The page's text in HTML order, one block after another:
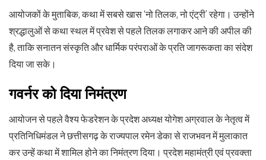
आयोजकों के मुताबिक, कथा में सबसे खास ‘नो तिलक, नो एंट्री’ रहेगा। उन्होंने
श्रद्धालुओं से कथा स्थल में प्रवेश से पहले तिलक लगाकर आने की अपील की
है, ताकि सनातन संस्कृति और धार्मिक परंपराओं के प्रति जागरूकता का संदेश
दिया जा सके।
गवर्नर को दिया निमंत्रण
आयोजन से पहले वैश्य फेडरेशन के प्रदेश अध्यक्ष योगेश अग्रवाल के नेतृत्व में
प्रतिनिधिमंडल ने छत्तीसगढ़ के राज्यपाल रमेन डेका से राजभवन में मुलाकात
कर उन्हें कथा में शामिल होने का निमंत्रण दिया। प्रदेश महामंत्री एवं प्रवक्ता